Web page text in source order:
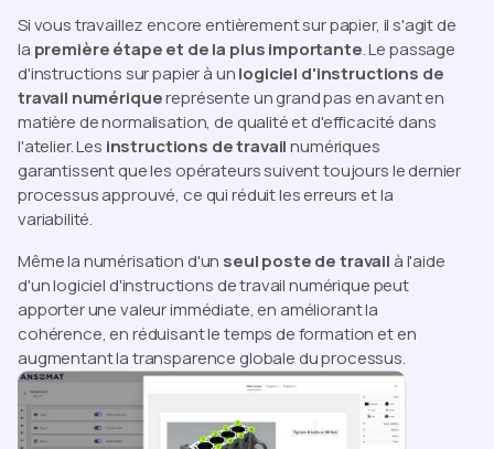
Si vous travaillez encore entièrement sur papier, il s'agit de
la première étape et de la plus importante. Le passage
d'instructions sur papier à unlogiciel d'instructions de
travail numériquereprésente un grand pas en avant en
matière de normalisation, de qualité et d'efficacité dans
l'atelier. Les instructions de travailnumériques
garantissent que les opérateurs suivent toujours le dernier
processus approuvé, ce qui réduit les erreurs et la
variabilité.
Même la numérisation d'un seul poste de travail à l'aide
d'un logiciel d'instructions de travail numérique peut
apporter une valeur immédiate, en améliorant la
cohérence, en réduisant le temps de formation et en
augmentant la transparence globale du processus.